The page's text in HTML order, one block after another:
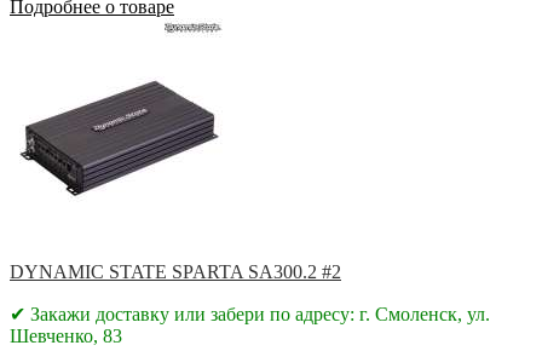
Подробнее о товаре
DYNAMIC STATE SPARTA SA300.2 #2
✔ Закажи доставку или забери по адресу: г. Смоленск, ул.
Шевченко, 83